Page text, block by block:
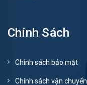
Chính Sách
Chính sách bảo mật
Chính sách vận chuyển